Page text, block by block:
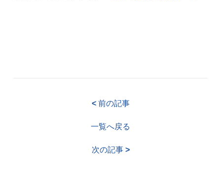
< 前の記事
一覧へ戻る
次の記事>